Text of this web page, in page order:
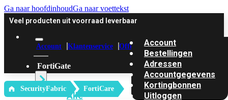
Ga naar hoofdinhoudGa naar voettekst
Veel producten uit voorraad leverbaar
Account Klantenservice Offerte
FortiGate
Alle
Account
Bestellingen
Adressen
Accountgegevens
Kortingbonnen
Uitloggen
‎ SecurityFabric FortiCare